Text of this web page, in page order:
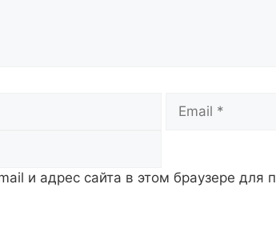
Email
и адрес сайта в этом браузере